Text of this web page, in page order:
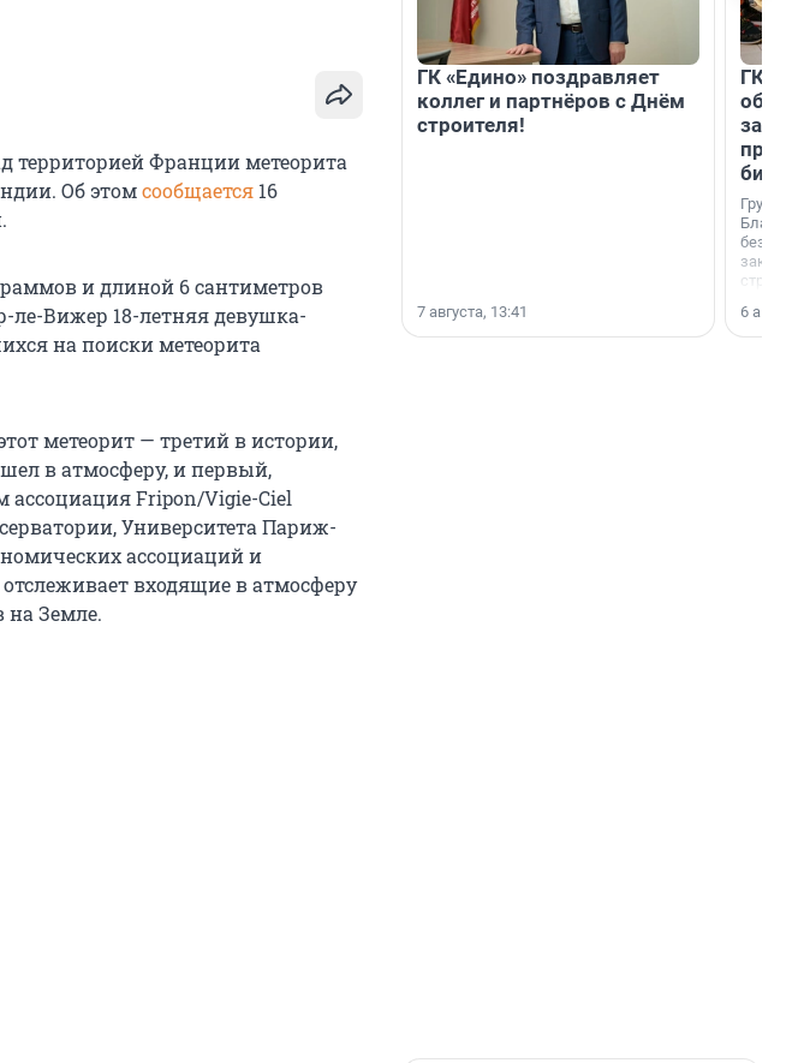
территорией Франции метеорита
Об этомсообщается 16
и длиной 6 сантиметров
Вижер 18-летняя девушка-
на поиски метеорита
метеорит — третий в истории,
в атмосферу, и первый,
Fripon/Vigie-Ciel
Университета Париж-
ассоциаций и
входящие в атмосферу
на Земле.
ГК «Едино» поздравляет
коллег и партнёров с Днём
строителя!
7 августа, 13:41
ГК
Группа
6